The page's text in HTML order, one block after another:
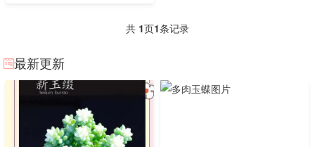
共 1页1条记录
最新更新